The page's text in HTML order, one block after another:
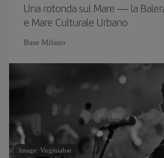
Una rotonda sul Mare — la
e Mare Culturale Urbano
Base Milano
Image: Virginiabar